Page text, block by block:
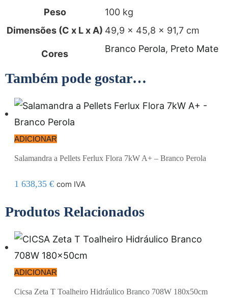
Peso
100 kg
Dimensões (C x L x A) 49,9 × 45,8 × 91,7 cm
Cores Branco Perola, Preto Mate
Também pode gostar…
ADICIONAR
Salamandra a Pellets Ferlux Flora 7kW A+ – Branco Perola
1 638,35 € com IVA
Produtos Relacionados
ADICIONAR
Cicsa Zeta T Toalheiro Hidráulico Branco 708W 180x50cm